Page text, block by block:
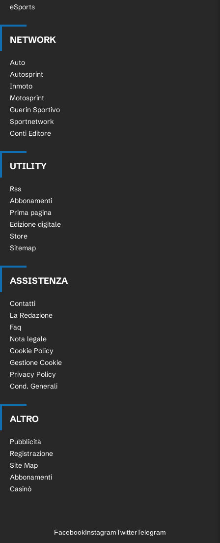
eSports
NETWORK
Auto
Autosprint
Inmoto
Motosprint
Guerin Sportivo
Sportnetwork
Conti Editore
UTILITY
Rss
Abbonamenti
Prima pagina
Edizione digitale
Store
Sitemap
ASSISTENZA
Contatti
La Redazione
Faq
Nota legale
Cookie Policy
Gestione Cookie
Privacy Policy
Cond. Generali
ALTRO
Pubblicità
Registrazione
Site Map
Abbonamenti
Casinò
FacebookInstagramTwitterTelegram